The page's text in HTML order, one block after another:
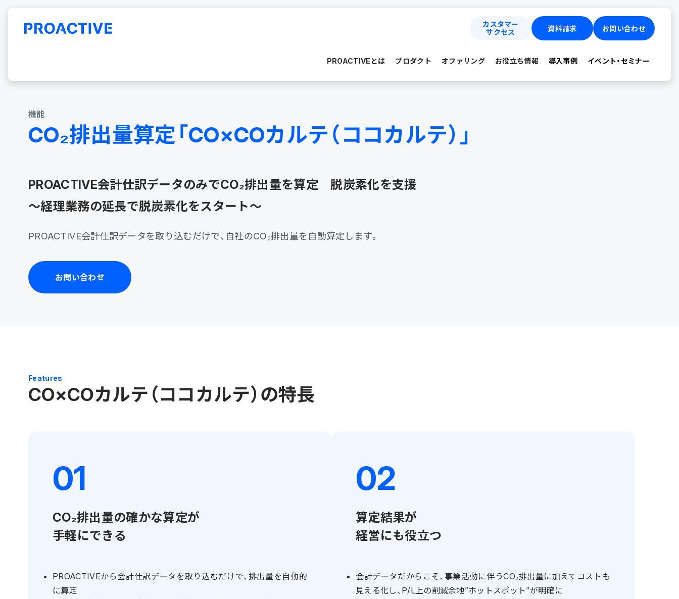
PROACTIVEとは プロダクト オファリング お役立ち情報 導入事例 イベント・セミナー
カスタマー
サクセス
資料請求 お問い合わせ
機能
CO₂排出量算定「CO×COカルテ（ココカルテ）」
PROACTIVE会計仕訳データのみでCO₂排出量を算定 脱炭素化を支援
～経理業務の延長で脱炭素化をスタート～
PROACTIVE会計仕訳データを取り込むだけで、自社のCO₂排出量を自動算定します。
お問い合わせ
Features
CO×COカルテ（ココカルテ）の特長
CO₂排出量の確かな算定が
手軽にできる
PROACTIVEから会計仕訳データを取り込むだけで、排出量を自動的
に算定
算定結果が
経営にも役立つ
会計データだからこそ、事業活動に伴うCO₂排出量に加えてコストも
見える化し、P/L上の削減余地”ホットスポット”が明確に